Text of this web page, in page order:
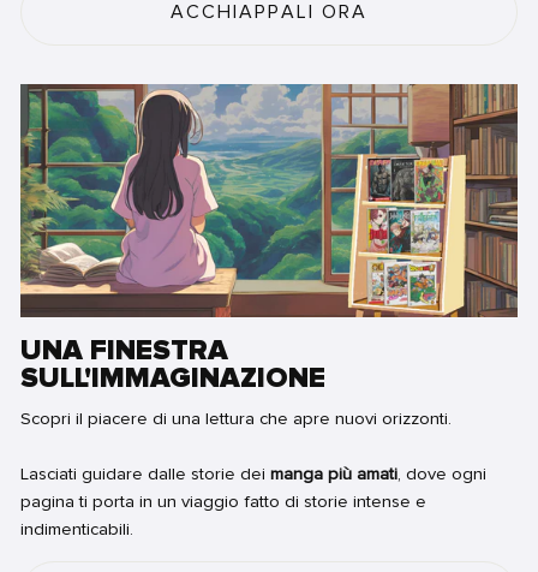
ACCHIAPPALI ORA
UNA FINESTRA
SULL'IMMAGINAZIONE
Scopri il piacere di una lettura che apre nuovi orizzonti.
Lasciati guidare dalle storie dei manga più amati , dove ogni
pagina ti porta in un viaggio fatto di storie intense e
indimenticabili.